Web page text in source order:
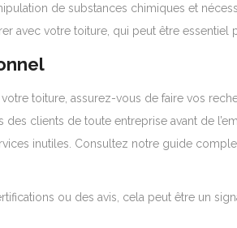
de substances chimiques et
votre toiture, qui peut être essentiel
toiture, assurez-vous de faire vos
clients de toute entreprise avant de
inutiles. Consultez notre guide
ou des avis, cela peut être un